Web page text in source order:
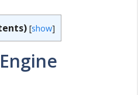
[show]